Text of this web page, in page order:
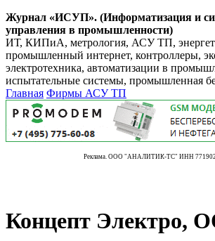
Журнал «ИСУП». (Информатизация и
управления в промышленности)
ИТ, КИПиА, метрология, АСУ ТП,
промышленный интернет, контроллеры,
электротехника, автоматизации в
испытательные системы, промышленная
Главная Фирмы АСУ ТП
Реклама. ООО "АНАЛИТИК-ТС" ИНН
Концепт Электро,